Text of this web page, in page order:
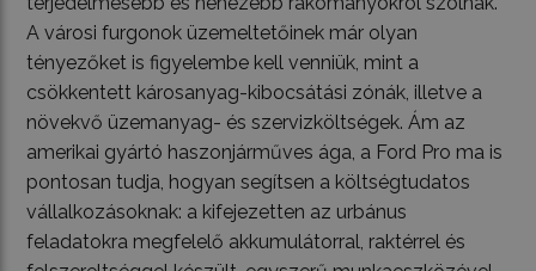
A városi furgonok üzemeltetőinek már olyan
tényezőket is figyelembe kell venniük, mint a
csökkentett károsanyag-kibocsátási zónák, illetve a
növekvő üzemanyag- és szervizköltségek. Ám az
amerikai gyártó haszonjárműves ága, a Ford Pro ma is
pontosan tudja, hogyan segítsen a költségtudatos
vállalkozásoknak: a kifejezetten az urbánus
feladatokra megfelelő akkumulátorral, raktérrel és